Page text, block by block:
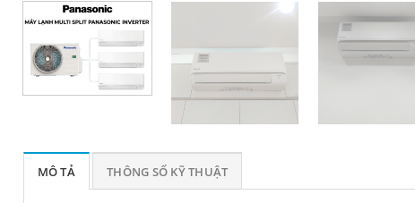
MÔ TẢ THÔNG SỐ KỸ THUẬT